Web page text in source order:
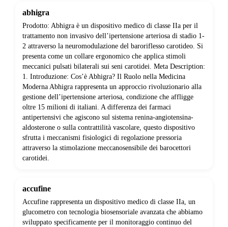
abhigra
Prodotto: Abhigra è un dispositivo medico di classe IIa per il
trattamento non invasivo dell’ipertensione arteriosa di stadio 1-
2 attraverso la neuromodulazione del baroriflesso carotideo. Si
presenta come un collare ergonomico che applica stimoli
meccanici pulsati bilaterali sui seni carotidei. Meta Description:
1. Introduzione: Cos’è Abhigra? Il Ruolo nella Medicina
Moderna Abhigra rappresenta un approccio rivoluzionario alla
gestione dell’ipertensione arteriosa, condizione che affligge
oltre 15 milioni di italiani. A differenza dei farmaci
antipertensivi che agiscono sul sistema renina-angiotensina-
aldosterone o sulla contrattilità vascolare, questo dispositivo
sfrutta i meccanismi fisiologici di regolazione pressoria
attraverso la stimolazione meccanosensibile dei barocettori
carotidei.
accufine
Accufine rappresenta un dispositivo medico di classe IIa, un
glucometro con tecnologia biosensoriale avanzata che abbiamo
sviluppato specificamente per il monitoraggio continuo del